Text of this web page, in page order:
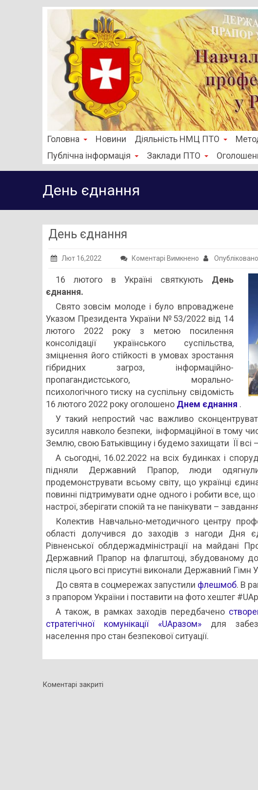
Головна Новини Діяльність НМЦ ПТО
Публічна інформація
Заклади ПТО
День єднання
День єднання
Лют 16,2022 Коментарі Вимкнено до
єднання
16 лютого в Україні святкують День
єднання.
Свято зовсім молоде і було впроваджене
Указом Президента України №53/2022 від 14
лютого 2022 року з метою посилення
консолідації українського суспільства,
зміцнення його стійкості в умовах зростання
гібридних загроз, інформаційно-
пропагандистського, морально-
психологічного тиску на суспільну свідомість
16 лютого 2022 року оголошено Днем єднання .
У такий непростий час важливо
зусилля навколо безпеки, інформаційної в тому
Землю, свою Батьківщину і будемо захищати ЇЇ всі
А сьогодні, 16.02.2022 на всіх будинках і
підняли Державний Прапор, люди
продемонструвати всьому світу, що українці
повинні підтримувати одне одного і робити все,
настрої, зберігати спокій та не панікувати –
Колектив Навчально-методичного центру
області долучився до заходів з нагоди Дня
Рівненської облдержадміністрації на майдані
Державний Прапор на флагштоці, збудованому до
після цього всі присутні виконали Державний Гімн
До свята в соцмережах запустили флешмоб. В
з прапором України і поставити на фото хештег
А також, в рамках заходів передбачено
стратегічної комунікації «UAразом»для
населення про стан безпекової ситуації.
Коментарі закриті